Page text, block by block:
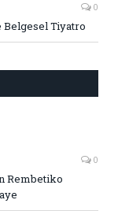
0
Tiyatro
0
Rembetiko